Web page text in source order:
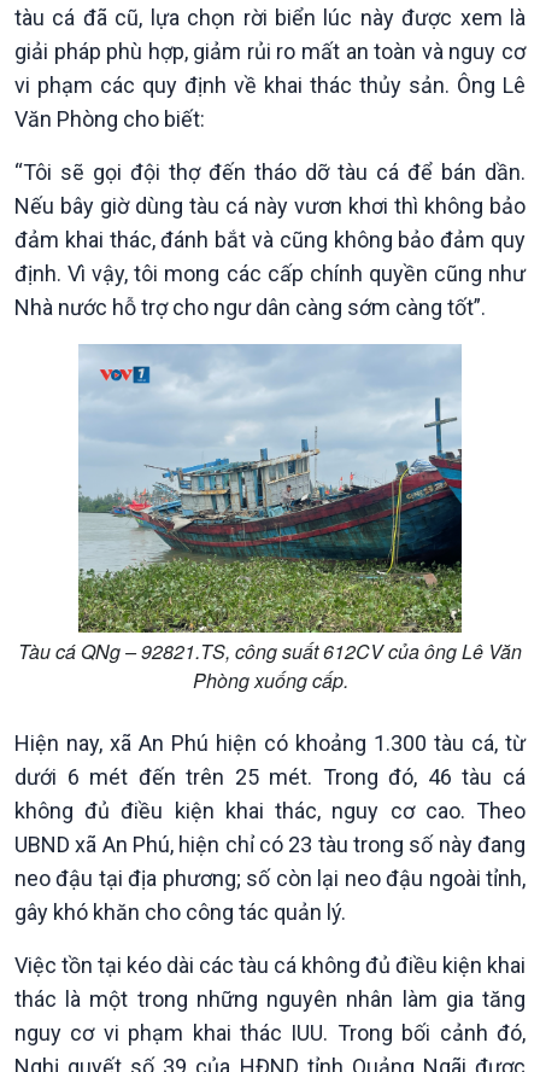
Quốc hội với cử tri
Xây dựng đảng
Đảng trong cuộc sống
Nhận diện sự thật
Pháp luật và đời sống
Hồ sơ sự kiện quốc tế
Thế giới & Việt Nam
Biên cương - Một dải vững
bền
Tin Kinh tế
Trước giờ mở cửa
Dòng chảy Kinh tế
Sức sống hàng Việt
Khởi nghiệp
Tuyên chiến với gian lận
thương mại
Nông nghiệp & Biển đảo
Tin Nông nghiệp & Biển
Mùa vàng
Biển đảo Việt Nam
Tâm tình biên giới và hải
đảo
Tìm hiểu biển, đảo Việt
tàu cá đã cũ, lựa chọn rời biển lúc này được xem là
giải pháp phù hợp, giảm rủi ro mất an toàn và nguy cơ
vi phạm các quy định về khai thác thủy sản. Ông Lê
Văn Phòng cho biết:
“Tôi sẽ gọi đội thợ đến tháo dỡ tàu cá để bán dần.
Nếu bây giờ dùng tàu cá này vươn khơi thì không bảo
đảm khai thác, đánh bắt và cũng không bảo đảm quy
định. Vì vậy, tôi mong các cấp chính quyền cũng như
Nhà nước hỗ trợ cho ngư dân càng sớm càng tốt”.
Tàu cá QNg – 92821.TS, công suất 612CV của ông Lê Văn
Phòng xuống cấp.
Hiện nay, xã An Phú hiện có khoảng 1.300 tàu cá, từ
dưới 6 mét đến trên 25 mét. Trong đó, 46 tàu cá
không đủ điều kiện khai thác, nguy cơ cao. Theo
UBND xã An Phú, hiện chỉ có 23 tàu trong số này đang
neo đậu tại địa phương; số còn lại neo đậu ngoài tỉnh,
gây khó khăn cho công tác quản lý.
Việc tồn tại kéo dài các tàu cá không đủ điều kiện khai
thác là một trong những nguyên nhân làm gia tăng
nguy cơ vi phạm khai thác IUU. Trong bối cảnh đó,
Nghị quyết số 39 của HĐND tỉnh Quảng Ngãi được